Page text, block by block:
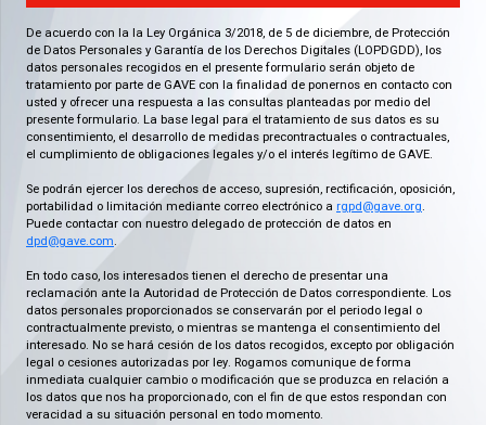
De acuerdo con la la Ley Orgánica 3/2018, de 5 de diciembre, de Protección
de Datos Personales y Garantía de los Derechos Digitales (LOPDGDD), los
datos personales recogidos en el presente formulario serán objeto de
tratamiento por parte de GAVE con la finalidad de ponernos en contacto con
usted y ofrecer una respuesta a las consultas planteadas por medio del
presente formulario. La base legal para el tratamiento de sus datos es su
consentimiento, el desarrollo de medidas precontractuales o contractuales,
el cumplimiento de obligaciones legales y/o el interés legítimo de GAVE.
Se podrán ejercer los derechos de acceso, supresión, rectificación, oposición,
portabilidad o limitación mediante correo electrónico a rgpd@gave.org.
Puede contactar con nuestro delegado de protección de datos en
dpd@gave.com.
En todo caso, los interesados tienen el derecho de presentar una
reclamación ante la Autoridad de Protección de Datos correspondiente. Los
datos personales proporcionados se conservarán por el periodo legal o
contractualmente previsto, o mientras se mantenga el consentimiento del
interesado. No se hará cesión de los datos recogidos, excepto por obligación
legal o cesiones autorizadas por ley. Rogamos comunique de forma
inmediata cualquier cambio o modificación que se produzca en relación a
los datos que nos ha proporcionado, con el fin de que estos respondan con
veracidad a su situación personal en todo momento.